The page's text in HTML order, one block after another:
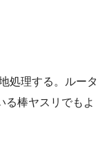
処理する。ルータ
る棒ヤスリでもよ